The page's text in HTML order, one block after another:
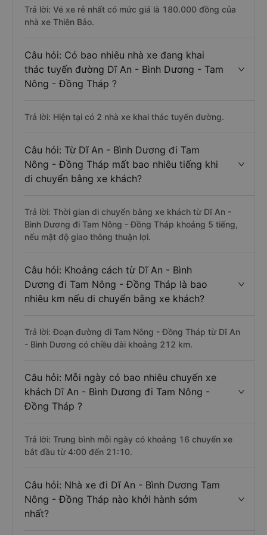
Trả lời: Vé xe rẻ nhất có mức giá là 180.000 đồng của
nhà xe Thiên Bảo.
Câu hỏi: Có bao nhiêu nhà xe đang khai
thác tuyến đường Dĩ An - Bình Dương - Tam
Nông - Đồng Tháp ?
Trả lời: Hiện tại có 2 nhà xe khai thác tuyến đường.
Câu hỏi: Từ Dĩ An - Bình Dương đi Tam
Nông - Đồng Tháp mất bao nhiêu tiếng khi
di chuyển bằng xe khách?
Trả lời: Thời gian di chuyển bằng xe khách từ Dĩ An -
Bình Dương đi Tam Nông - Đồng Tháp khoảng 5 tiếng,
nếu mật độ giao thông thuận lợi.
Câu hỏi: Khoảng cách từ Dĩ An - Bình
Dương đi Tam Nông - Đồng Tháp là bao
nhiêu km nếu di chuyển bằng xe khách?
Trả lời: Đoạn đường đi Tam Nông - Đồng Tháp từ Dĩ An
- Bình Dương có chiều dài khoảng 212 km.
Câu hỏi: Mỗi ngày có bao nhiêu chuyến xe
khách Dĩ An - Bình Dương đi Tam Nông -
Đồng Tháp ?
Trả lời: Trung bình mỗi ngày có khoảng 16 chuyến xe
bắt đầu từ 4:00 đến 21:10.
Câu hỏi: Nhà xe đi Dĩ An - Bình Dương Tam
Nông - Đồng Tháp nào khởi hành sớm
nhất?